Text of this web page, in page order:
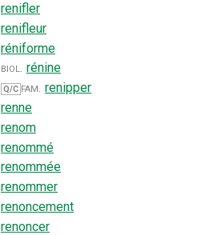
renifler
renifleur
réniforme
biol. rénine
Q/C fam. renipper
renne
renom
renommé
renommée
renommer
renoncement
renoncer